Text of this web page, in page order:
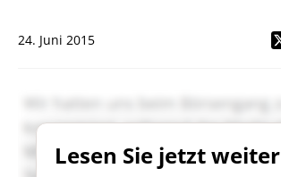
24. Juni 2015
Lesen Sie jetzt weiter